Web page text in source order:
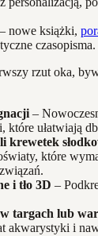
nowe książki,
czasopisma.
rzut oka,
–
które ułatwiają
krewetek
które
i tło 3D –
targach lub
akwarystyki i